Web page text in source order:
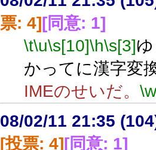
票: 4][同意: 1]
\t\u\s[10]\h\s[3]
かってに漢字変
IMEのせいだ。
08/02/11 21:35
[投票: 4] [同意: 1]